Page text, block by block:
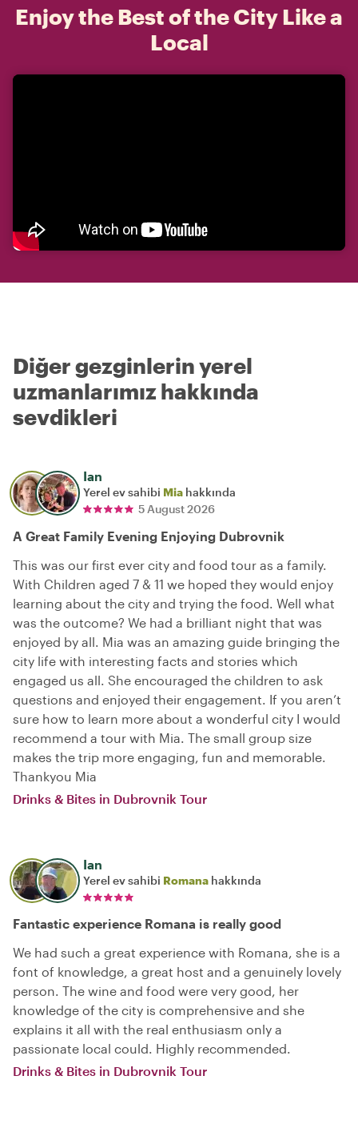
Enjoy the Best of the City Like a
Local
Diğer gezginlerin yerel
uzmanlarımız hakkında
sevdikleri
Ian
Yerel ev sahibi Mia hakkında
5 August 2026
A Great Family Evening Enjoying Dubrovnik
This was our first ever city and food tour as a family.
With Children aged 7 & 11 we hoped they would enjoy
learning about the city and trying the food. Well what
was the outcome? We had a brilliant night that was
enjoyed by all. Mia was an amazing guide bringing the
city life with interesting facts and stories which
engaged us all. She encouraged the children to ask
questions and enjoyed their engagement. If you aren’t
sure how to learn more about a wonderful city I would
recommend a tour with Mia. The small group size
makes the trip more engaging, fun and memorable.
Thankyou Mia
Drinks & Bites in Dubrovnik Tour
Ian
Yerel ev sahibi Romana hakkında
Fantastic experience Romana is really good
We had such a great experience with Romana, she is a
font of knowledge, a great host and a genuinely lovely
person. The wine and food were very good, her
knowledge of the city is comprehensive and she
explains it all with the real enthusiasm only a
passionate local could. Highly recommended.
Drinks & Bites in Dubrovnik Tour